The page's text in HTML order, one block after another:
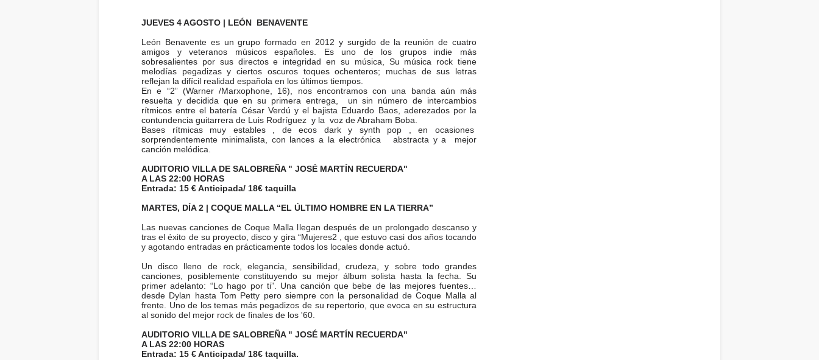
JUEVES 4 AGOSTO | LEÓN BENAVENTE
León Benavente es un grupo formado en 2012 y surgido de la reunión de cuatro
amigos y veteranos músicos españoles. Es uno de los grupos indie más
sobresalientes por sus directos e integridad en su música, Su música rock tiene
melodías pegadizas y ciertos oscuros toques ochenteros; muchas de sus letras
reflejan la difícil realidad española en los últimos tiempos.
En e “2” (Warner /Marxophone, 16), nos encontramos con una banda aún más
resuelta y decidida que en su primera entrega, un sin número de intercambios
rítmicos entre el batería César Verdú y el bajista Eduardo Baos, aderezados por la
contundencia guitarrera de Luis Rodríguez y la voz de Abraham Boba.
Bases rítmicas muy estables , de ecos dark y synth pop , en ocasiones
sorprendentemente minimalista, con lances a la electrónica abstracta y a mejor
canción melódica.
AUDITORIO VILLA DE SALOBREÑA " JOSÉ MARTÍN RECUERDA"
A LAS 22:00 HORAS
Entrada: 15 € Anticipada/ 18€ taquilla
MARTES, DÍA 2 | COQUE MALLA “EL ÚLTIMO HOMBRE EN LA TIERRA”
Las nuevas canciones de Coque Malla llegan después de un prolongado descanso y
tras el éxito de su proyecto, disco y gira “Mujeres2 , que estuvo casi dos años tocando
y agotando entradas en prácticamente todos los locales donde actuó.
Un disco lleno de rock, elegancia, sensibilidad, crudeza, y sobre todo grandes
canciones, posiblemente constituyendo su mejor álbum solista hasta la fecha. Su
primer adelanto: “Lo hago por ti”. Una canción que bebe de las mejores fuentes…
desde Dylan hasta Tom Petty pero siempre con la personalidad de Coque Malla al
frente. Uno de los temas más pegadizos de su repertorio, que evoca en su estructura
al sonido del mejor rock de finales de los '60.
AUDITORIO VILLA DE SALOBREÑA " JOSÉ MARTÍN RECUERDA"
A LAS 22:00 HORAS
Entrada: 15 € Anticipada/ 18€ taquilla.